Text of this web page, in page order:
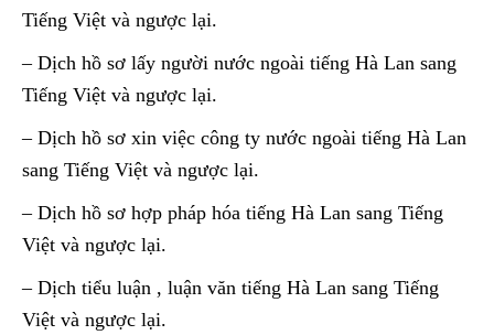
Tiếng Việt và ngược lại.
– Dịch hồ sơ lấy người nước ngoài tiếng Hà Lan sang
Tiếng Việt và ngược lại.
– Dịch hồ sơ xin việc công ty nước ngoài tiếng Hà Lan
sang Tiếng Việt và ngược lại.
– Dịch hồ sơ hợp pháp hóa tiếng Hà Lan sang Tiếng
Việt và ngược lại.
– Dịch tiểu luận , luận văn tiếng Hà Lan sang Tiếng
Việt và ngược lại.